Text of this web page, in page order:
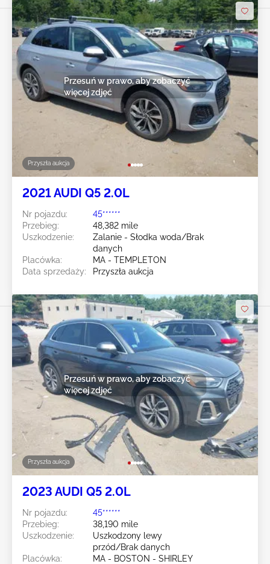
Przyszła aukcja
Przesuń w prawo, aby zobaczyć
więcej zdjęć
2021 AUDI Q5 2.0L
Nr pojazdu:
45******
Przebieg:
48,382 mile
Uszkodzenie:
Zalanie - Słodka woda/Brak
danych
Placówka:
MA - TEMPLETON
Data sprzedaży:
Przyszła aukcja
Przyszła aukcja
Przesuń w prawo, aby zobaczyć
więcej zdjęć
2023 AUDI Q5 2.0L
Nr pojazdu:
45******
Przebieg:
38,190 mile
Uszkodzenie:
Uszkodzony lewy
przód/Brak danych
Placówka:
MA - BOSTON - SHIRLEY